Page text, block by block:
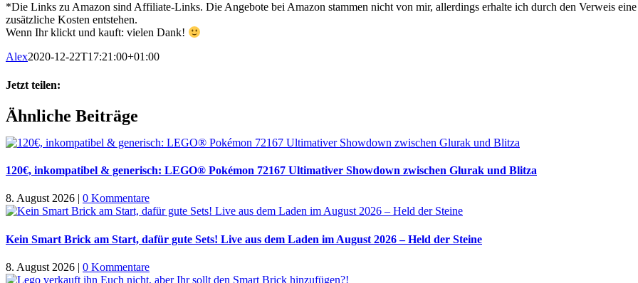
*Die Links zu Amazon sind Affiliate-Links. Die Angebote bei Amazon stammen nicht von mir, allerdings erhalte ich durch den Verweis
zusätzliche Kosten entstehen.
Wenn Ihr klickt und kauft: vielen Dank!
Alex2020-12-22T17:21:00+01:00
Jetzt teilen:
Facebook
X
WhatsApp
Pinterest
E-
Mail
Ähnliche Beiträge
120€, inkompatibel & generisch: LEGO® Pokémon 72167 Ultimativer Showdown zwischen Glurak und Blitza
8. August 2026 0 Kommentare
Kein Smart Brick am Start, dafür gute Sets! Live aus dem Laden im August 2026 – Held der Steine
8. August 2026 | 0 Kommentare